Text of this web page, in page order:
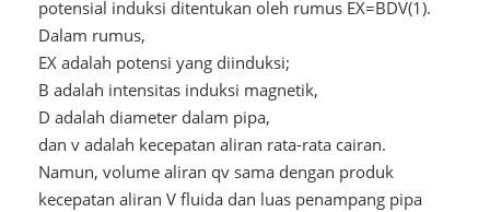
potensial induksi ditentukan oleh rumus EX=BDV(1).
Dalam rumus,
EX adalah potensi yang diinduksi;
B adalah intensitas induksi magnetik,
D adalah diameter dalam pipa,
dan v adalah kecepatan aliran rata-rata cairan.
Namun, volume aliran qv sama dengan produk
kecepatan aliran V fluida dan luas penampang pipa